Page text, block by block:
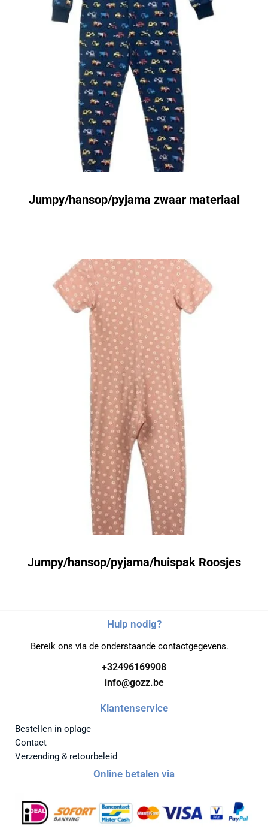
Jumpy/hansop/pyjama zwaar materiaal
Jumpy/hansop/pyjama/huispak Roosjes
Hulp nodig?
Bereik ons via de onderstaande contactgegevens.
+32496169908
info@gozz.be
Klantenservice
Bestellen in oplage
Contact
Verzending & retourbeleid
Online betalen via